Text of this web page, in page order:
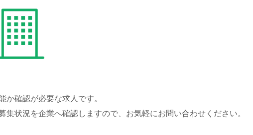
か確認が必要な求人です。
集状況を企業へ確認しますので、お気軽にお問い合わせください。